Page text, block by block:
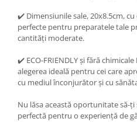
✔️ Dimensiunile sale, 20x8.5cm,
perfecte pentru preparatele tale
cantități moderate.
✔️ ECO-FRIENDLY și fără
alegerea ideală pentru cei care
cu mediul înconjurător și cu
Nu lăsa această oportunitate să-ți
perfectă pentru o experiență de